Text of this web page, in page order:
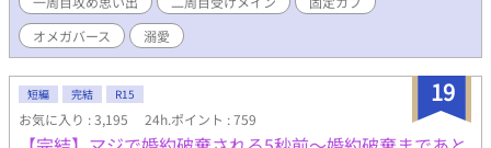
げた！ オメガに変化した俺は、ついに運命の出会いを果たす。 絶
望の底からの運命の番を射止めて、ハッピーエンドに辿り着ける
のか！？ ※四万字程度全エピソード完結済みで投稿。 ※一周目は
プになります。
オメガバース
溺愛
19
短編 完結 R15
お気に入り : 3,195 24h.ポイント : 759